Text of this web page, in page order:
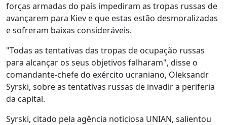
forças armadas do país impediram as tropas russas de
avançarem para Kiev e que estas estão desmoralizadas
e sofreram baixas consideráveis.
"Todas as tentativas das tropas de ocupação russas
para alcançar os seus objetivos falharam", disse o
comandante-chefe do exército ucraniano, Oleksandr
Syrski, sobre as tentativas russas de invadir a periferia
da capital.
Syrski, citado pela agência noticiosa UNIAN, salientou